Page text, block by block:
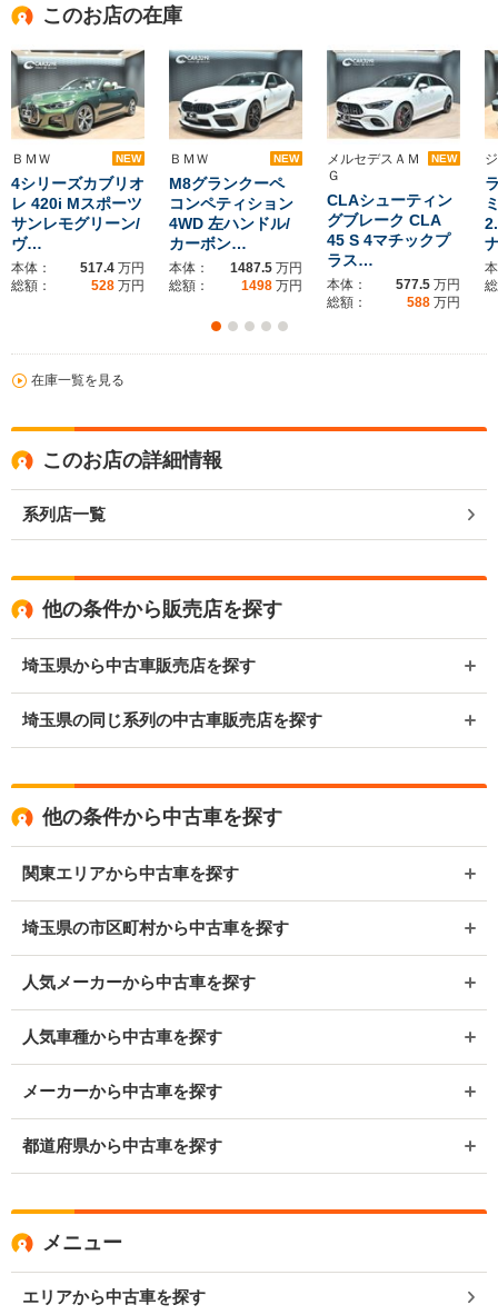
このお店の在庫
ＢＭＷ NEW
4シリーズカブリオ
レ 420i Mスポーツ
サンレモグリーン/
ヴ…
本体： 517.4 万円
総額：
528 万円
ＢＭＷ NEW
M8グランクーペ
コンペティション
4WD 左ハンドル/
カーボン…
本体： 1487.5 万円
総額：
1498 万円
メルセデスＡＭ
Ｇ
NEW
CLAシューティン
グブレーク CLA
45 S 4マチックプ
ラス…
本体： 577.5 万円
総額：
588 万円
在庫一覧を見る
このお店の詳細情報
系列店一覧
他の条件から販売店を探す
埼玉県から中古車販売店を探す
埼玉県の同じ系列の中古車販売店を探す
他の条件から中古車を探す
関東エリアから中古車を探す
埼玉県の市区町村から中古車を探す
人気メーカーから中古車を探す
人気車種から中古車を探す
メーカーから中古車を探す
都道府県から中古車を探す
メニュー
エリアから中古車を探す